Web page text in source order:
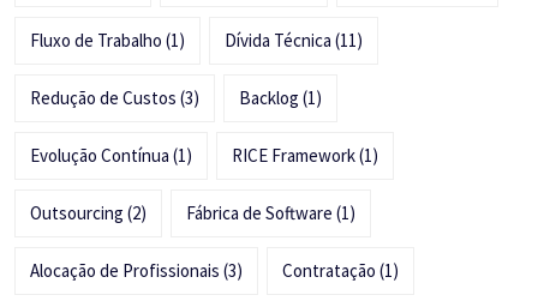
Fluxo de Trabalho (1) Dívida Técnica (11)
Redução de Custos (3) Backlog (1)
Evolução Contínua (1) RICE Framework(1)
Outsourcing (2) Fábrica de Software (1)
Alocação de Profissionais (3) Contratação (1)